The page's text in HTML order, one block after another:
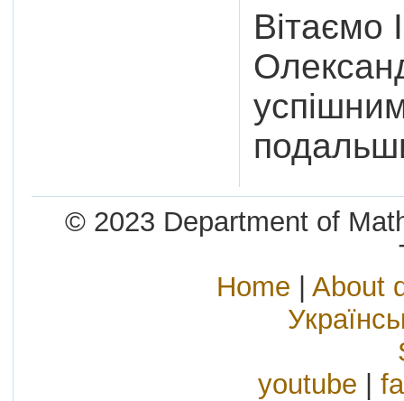
Вітаємо
© 2023 Department of
Home | About
youtube |